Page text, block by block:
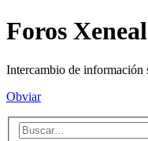
Foros
Intercambio de información
Obviar